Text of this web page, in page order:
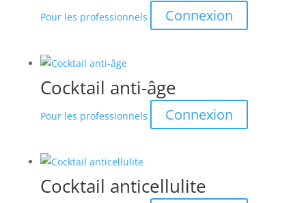
Pour les professionnels Connexion
Cocktail anti-âge
Pour les professionnels Connexion
Cocktail anticellulite